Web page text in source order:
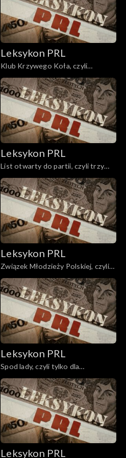
Leksykon PRL
Klub Krzywego Koła, czyli
inteligencja niekoniecznie
socjalistyczna.
Leksykon PRL
List otwarty do partii, czyli trzy
lata dla nadawcy.
Leksykon PRL
Związek Młodzieży Polskiej, czyli
kolos nadmuchany.
Leksykon PRL
Spod lady, czyli tylko dla
wybrańców.
Leksykon PRL